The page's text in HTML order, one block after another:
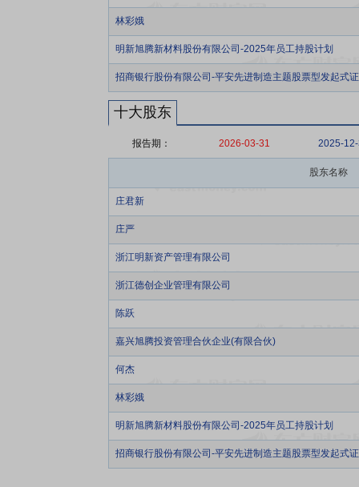
林彩娥
明新旭腾新材料股份有限公司-2025年员工持股计划
招商银行股份有限公司-平安先进制造主题股票型发起式
十大股东
报告期： 2026-03-31 2025-
股东名称
庄君新
庄严
浙江明新资产管理有限公司
浙江德创企业管理有限公司
陈跃
嘉兴旭腾投资管理合伙企业(有限合伙)
何杰
林彩娥
明新旭腾新材料股份有限公司-2025年员工持股计划
招商银行股份有限公司-平安先进制造主题股票型发起式